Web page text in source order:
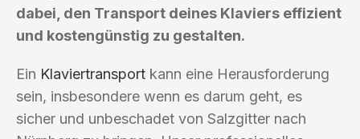
dabei, den Transport deines Klaviers effizient
und kostengünstig zu gestalten.
Ein Klaviertransport kann eine Herausforderung
sein, insbesondere wenn es darum geht, es
sicher und unbeschadet von Salzgitter nach